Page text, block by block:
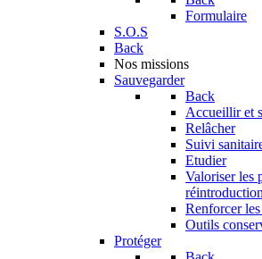
Formulaire
S.O.S
Back
Nos missions
Sauvegarder
Back
Accueillir et
Relâcher
Suivi
Etudier
Valoriser les
réintroduction
Renforcer
Outils
Protéger